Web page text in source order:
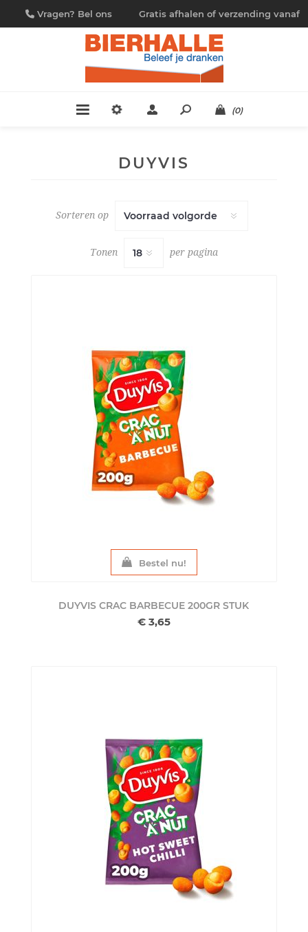
Vragen? Bel ons
09/230.88.44
Gratis afhalen of verzending vanaf
€ 4,95
(0)
DUYVIS
Sorteren op
Tonen per pagina
Bestel nu!
DUYVIS CRAC BARBECUE 200GRSTUK
€ 3,65